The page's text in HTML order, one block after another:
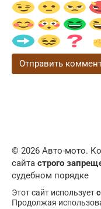
© 2026 Авто-мото.
сайта строго
судебном порядке
Этот сайт использует
Продолжая